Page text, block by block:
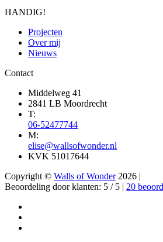
HANDIG!
Projecten
Over mij
Nieuws
Contact
Middelweg 41
2841 LB Moordrecht
T:
06-52477744
M:
elise@wallsofwonder.nl
KVK 51017644
Copyright © Walls of Wonder2026 |
Beoordeling door klanten: 5 / 5 | 20